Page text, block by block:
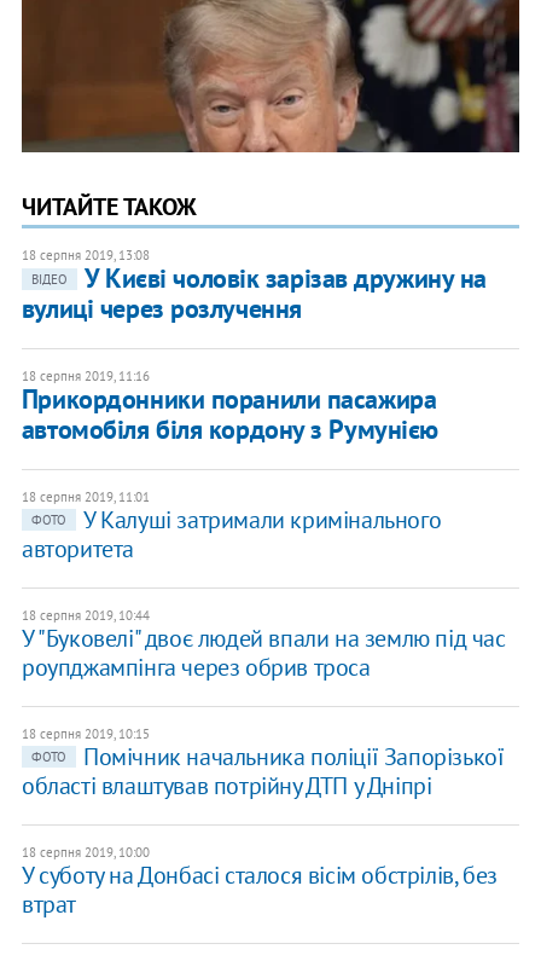
ЧИТАЙТЕ ТАКОЖ
18 серпня 2019, 13:08
ВІДЕО
У Києві чоловік зарізав дружину на
вулиці через розлучення
18 серпня 2019, 11:16
Прикордонники поранили пасажира
автомобіля біля кордону з Румунією
18 серпня 2019, 11:01
ФОТО
У Калуші затримали кримінального
авторитета
18 серпня 2019, 10:44
У "Буковелі" двоє людей впали на землю під час
роупджампінга через обрив троса
18 серпня 2019, 10:15
ФОТО
Помічник начальника поліції Запорізької
області влаштував потрійну ДТП у Дніпрі
18 серпня 2019, 10:00
У суботу на Донбасі сталося вісім обстрілів, без
втрат